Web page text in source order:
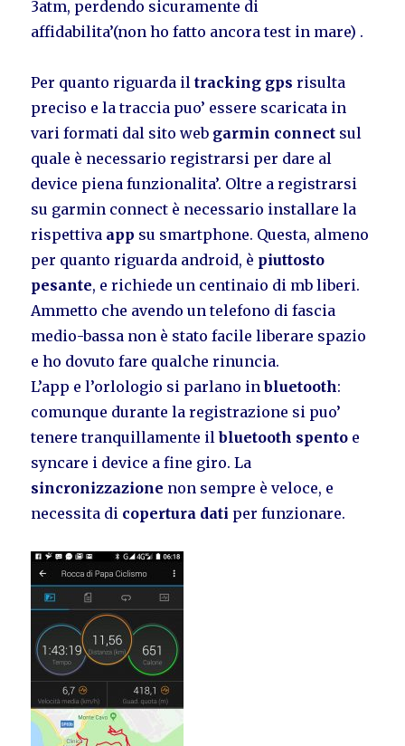
3atm, perdendo sicuramente di
affidabilita’(non ho fatto ancora test in mare) .
Per quanto riguarda il tracking gps risulta
preciso e la traccia puo’ essere scaricata in
vari formati dal sito web garmin connect sul
quale è necessario registrarsi per dare al
device piena funzionalita’. Oltre a registrarsi
su garmin connect è necessario installare la
rispettiva app su smartphone. Questa, almeno
per quanto riguarda android, è piuttosto
pesante, e richiede un centinaio di mb liberi.
Ammetto che avendo un telefono di fascia
medio-bassa non è stato facile liberare spazio
e ho dovuto fare qualche rinuncia.
L’app e l’orlologio si parlano inbluetooth:
comunque durante la registrazione si puo’
tenere tranquillamente ilbluetooth spento e
syncare i device a fine giro. La
sincronizzazione non sempre è veloce, e
necessita di copertura dati per funzionare.